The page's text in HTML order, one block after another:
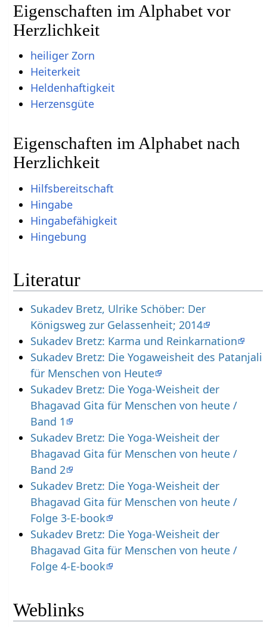
Eigenschaften im Alphabet vor
Herzlichkeit
heiliger Zorn
Heiterkeit
Heldenhaftigkeit
Herzensgüte
Eigenschaften im Alphabet nach
Herzlichkeit
Hilfsbereitschaft
Hingabe
Hingabefähigkeit
Hingebung
Literatur
Sukadev Bretz, Ulrike Schöber: Der
Königsweg zur Gelassenheit; 2014
Sukadev Bretz: Karma und Reinkarnation
Sukadev Bretz: Die Yogaweisheit des Patanjali
für Menschen von Heute
Sukadev Bretz: Die Yoga-Weisheit der
Bhagavad Gita für Menschen von heute /
Band 1
Sukadev Bretz: Die Yoga-Weisheit der
Bhagavad Gita für Menschen von heute /
Band 2
Sukadev Bretz: Die Yoga-Weisheit der
Bhagavad Gita für Menschen von heute /
Folge 3-E-book
Sukadev Bretz: Die Yoga-Weisheit der
Bhagavad Gita für Menschen von heute /
Folge 4-E-book
Weblinks